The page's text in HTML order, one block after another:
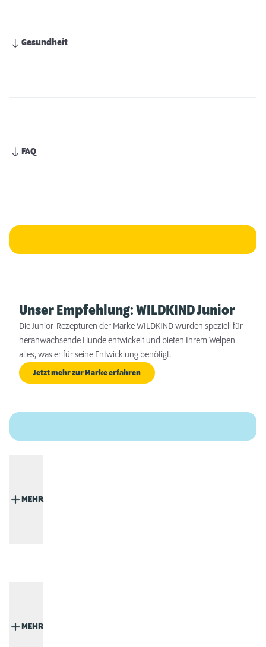
Gesundheit
FAQ
Unser Empfehlung: WILDKIND Junior
Die Junior-Rezepturen der Marke WILDKIND wurden speziell für
heranwachsende Hunde entwickelt und bieten Ihrem Welpen
alles, was er für seine Entwicklung benötigt.
Jetzt mehr zur Marke erfahren
MEHR
MEHR